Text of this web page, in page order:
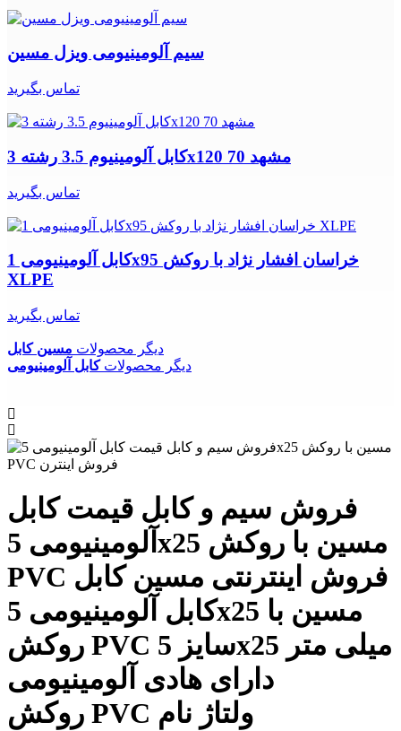
سیم آلومینیومی ویزل مسین
تماس بگیرید
کابل آلومینیوم 3.5 رشته 3x120 70 مشهد
تماس بگیرید
کابل آلومینیومی 1x95 خراسان افشار نژاد با روکش
XLPE
تماس بگیرید
دیگر محصولات مسین کابل
دیگر محصولاتکابل آلومینیومی
فروش سیم و کابل قیمت کابل
آلومینیومی 5x25 مسین با روکش
PVC فروش اینترنتی مسین کابل
کابل آلومینیومی 5x25 مسین با
روکش PVC سایز 5x25 میلی متر
دارای هادی آلومینیومی
روکش PVC ولتاژ نام